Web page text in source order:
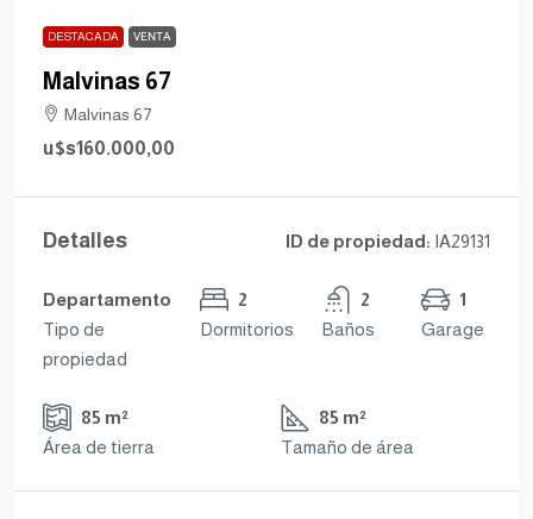
DESTACADA VENTA
Malvinas 67
Malvinas 67
u$s160.000,00
Detalles ID de propiedad: IA29131
Departamento
Tipo de
propiedad
2
Dormitorios
2
Baños
1
Garage
85 m²
Área de tierra
85 m²
Tamaño de área